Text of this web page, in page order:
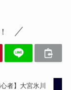
者】大宮氷川